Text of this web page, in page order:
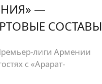
—
СОСТАВЫ
лиги Армении
с «Арарат-